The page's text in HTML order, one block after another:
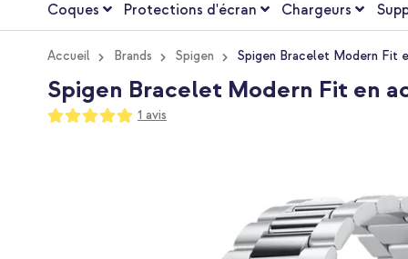
Coques Protections d'écran Chargeurs
Accueil Brands Spigen Spigen Bracelet Modern Fit
Spigen Bracelet Modern Fit en
Notation:
100
100
1 avis